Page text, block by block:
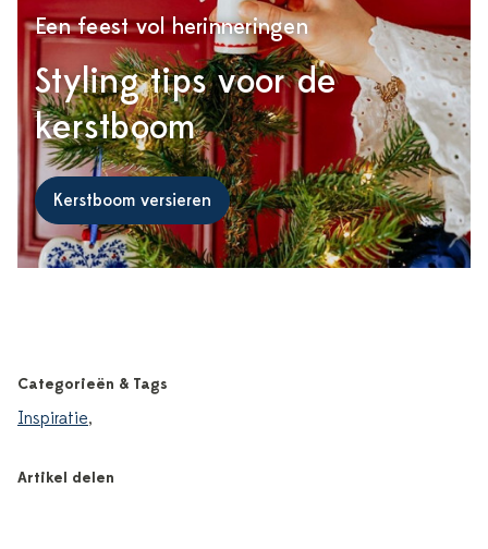
Een feest vol herinneringen
Styling tips voor de
kerstboom
Kerstboom versieren
Categorieën & Tags
Inspiratie,
Artikel delen